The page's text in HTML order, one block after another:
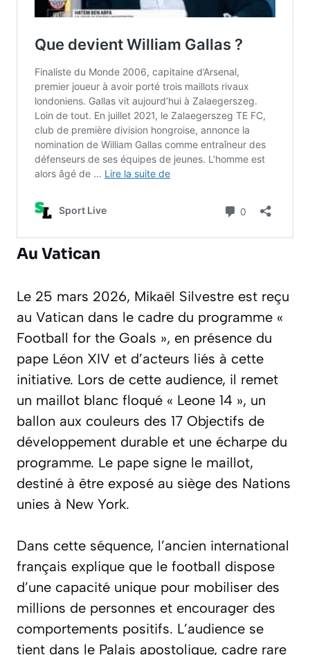
Au Vatican
Le 25 mars 2026, Mikaël Silvestre est reçu
au Vatican dans le cadre du programme «
Football for the Goals », en présence du
pape Léon XIV et d’acteurs liés à cette
initiative. Lors de cette audience, il remet
un maillot blanc floqué « Leone 14 », un
ballon aux couleurs des 17 Objectifs de
développement durable et une écharpe du
programme. Le pape signe le maillot,
destiné à être exposé au siège des Nations
unies à New York.
Dans cette séquence, l’ancien international
français explique que le football dispose
d’une capacité unique pour mobiliser des
millions de personnes et encourager des
comportements positifs. L’audience se
tient dans le Palais apostolique, cadre rare